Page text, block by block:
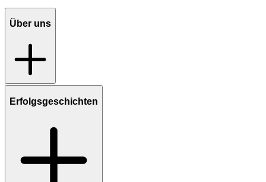
Über uns
Erfolgsgeschichten